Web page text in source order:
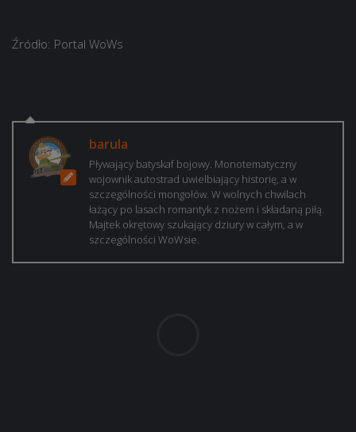
Źródło: Portal WoWs
barula
Pływający batyskaf bojowy. Monotematyczny
wojownik autostrad uwielbiający historię, a w
szczególności mongołów. W wolnych chwilach
łażący po lasach romantyk z nożem i składaną piłą.
Majtek okrętowy szukający dziury w całym, a w
szczególności WoWsie.